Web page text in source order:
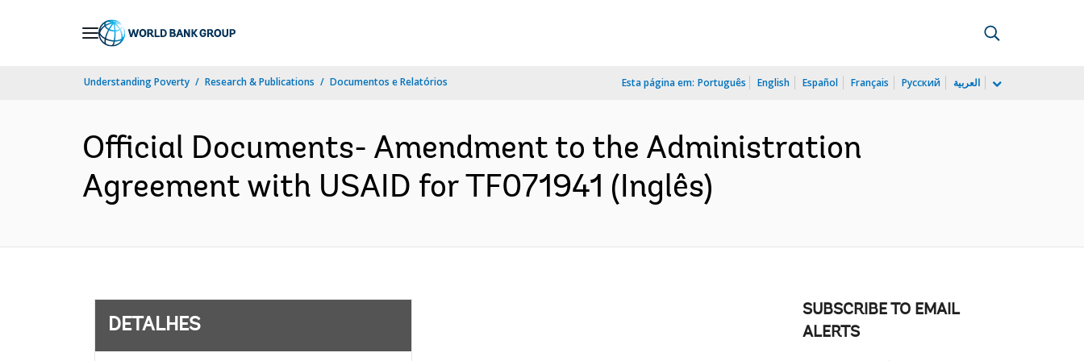
Understanding Poverty Research & Publications Documentos e Relatórios Esta página em: Português English Español Français Русский العربية
Official Documents- Amendment to the Administration
Agreement with USAID for TF071941 (Inglês)
DETALHES
SUBSCRIBE TO EMAIL
ALERTS